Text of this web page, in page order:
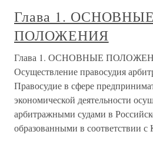
Глава 1. ОСНОВНЫЕ
ПОЛОЖЕНИЯ
Глава 1. ОСНОВНЫЕ
Осуществление правосудия
Правосудие в сфере
экономической деятельности
арбитражными судами в
образованными в соответствии с